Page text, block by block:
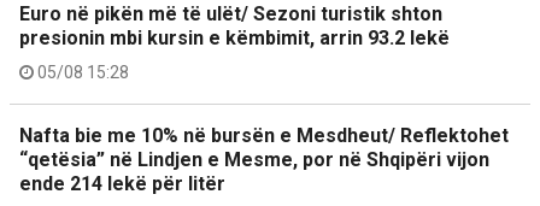
Euro në pikën më të ulët/ Sezoni turistik shton
presionin mbi kursin e këmbimit, arrin 93.2 lekë
05/08 15:28
Nafta bie me 10% në bursën e Mesdheut/ Reflektohet
“qetësia” në Lindjen e Mesme, por në Shqipëri vijon
ende 214 lekë për litër